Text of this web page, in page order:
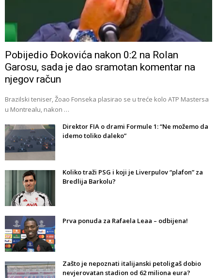
Pobijedio Đokovića nakon 0:2 na Rolan
Garosu, sada je dao sramotan komentar na
njegov račun
Brazilski teniser, Žoao Fonseka plasirao se u treće kolo ATP Mastersa
u Montrealu, nakon …
Direktor FIA o drami Formule 1: “Ne možemo da
idemo toliko daleko”
Koliko traži PSG i koji je Liverpulov “plafon” za
Bredlija Barkolu?
Prva ponuda za Rafaela Leaa – odbijena!
Zašto je nepoznati italijanski petoligaš dobio
nevjerovatan stadion od 62 miliona eura?